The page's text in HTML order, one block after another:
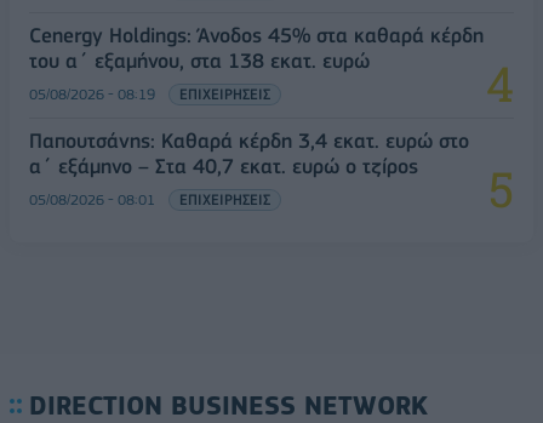
Cenergy Holdings: Άνοδος 45% στα καθαρά κέρδη
του α΄ εξαμήνου, στα 138 εκατ. ευρώ
05/08/2026 - 08:19 ΕΠΙΧΕΙΡΗΣΕΙΣ
Παπουτσάνης: Καθαρά κέρδη 3,4 εκατ. ευρώ στο
α΄ εξάμηνο – Στα 40,7 εκατ. ευρώ ο τζίρος
05/08/2026 - 08:01 ΕΠΙΧΕΙΡΗΣΕΙΣ
DIRECTION BUSINESS NETWORK